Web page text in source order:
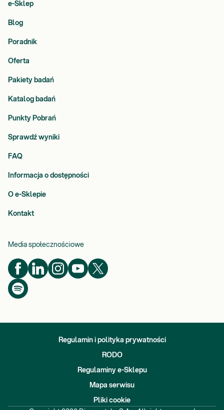
e-Sklep
Blog
Poradnik
Oferta
Pakiety badań
Katalog badań
Punkty Pobrań
Sprawdź wyniki
FAQ
Informacja o dostępności
O e-Sklepie
Kontakt
Media społecznościowe
Regulamin i polityka prywatności
RODO
Regulaminy e-Sklepu
Mapa serwisu
Pliki cookie